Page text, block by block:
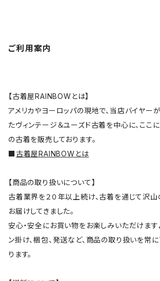
ご利用案内
【古着屋RAINBOWとは】
アメリカやヨーロッパの現地で、当店バイヤー
たヴィンテージ＆ユーズド古着を中心に、ここ
の古着を販売しております。
■古着屋RAINBOWとは
【商品の取り扱いについて】
古着業界を２０年以上続け、古着を通じて沢
お届けしてきました。
安心・安全にお買い物をお楽しみいただけます
ン掛け、梱包、発送など、商品の取り扱いを常
ります。